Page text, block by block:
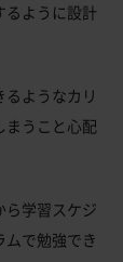
るように設計
ようなカリ
まうこと心配
ら学習スケジ
で勉強でき